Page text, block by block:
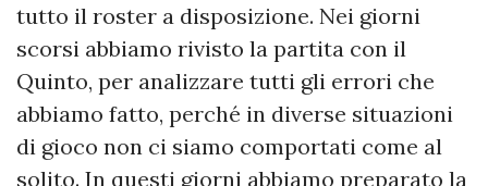
tutto il roster a disposizione. Nei giorni
scorsi abbiamo rivisto la partita con il
Quinto, per analizzare tutti gli errori che
abbiamo fatto, perché in diverse situazioni
di gioco non ci siamo comportati come al
solito. In questi giorni abbiamo preparato la